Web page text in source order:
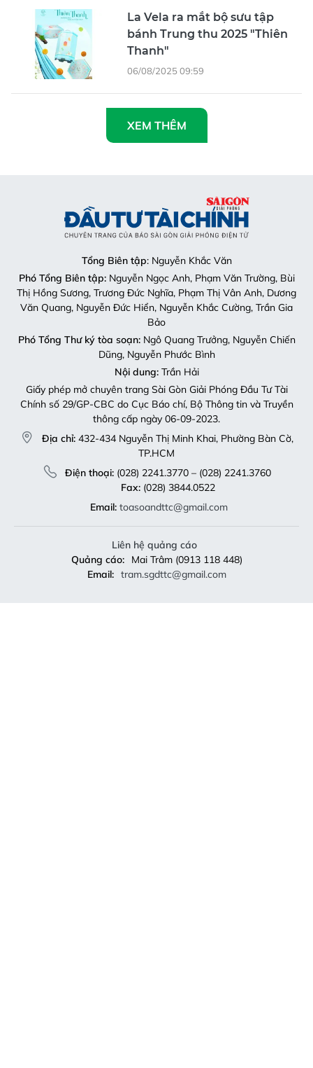
La Vela ra mắt bộ sưu tập
bánh Trung thu 2025 "Thiên
Thanh"
06/08/2025 09:59
XEM THÊM
Tổng Biên tập: Nguyễn Khắc Văn
Phó Tổng Biên tập:Nguyễn Ngọc Anh, Phạm Văn Trường, Bùi
Thị Hồng Sương, Trương Đức Nghĩa, Phạm Thị Vân Anh, Dương
Văn Quang, Nguyễn Đức Hiển, Nguyễn Khắc Cường, Trần Gia
Bảo
Phó Tổng Thư ký tòa soạn:Ngô Quang Trưởng, Nguyễn Chiến
Dũng, Nguyễn Phước Bình
Nội dung:Trần Hải
Giấy phép mở chuyên trang Sài Gòn Giải Phóng Đầu Tư Tài
Chính số 29/GP-CBC do Cục Báo chí, Bộ Thông tin và Truyền
thông cấp ngày 06-09-2023.
Địa chỉ: 432-434 Nguyễn Thị Minh Khai, Phường Bàn Cờ,
TP.HCM
Điện thoại:(028) 2241.3770 – (028) 2241.3760
Fax:(028) 3844.0522
Email: toasoandttc@gmail.com
Liên hệ quảng cáo
Quảng cáo:
Mai Trâm (0913 118 448)
Email: tram.sgdttc@gmail.com